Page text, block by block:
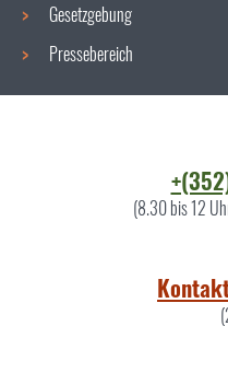
Gesetzgebung
Pressebereich
(8.30 bis 12